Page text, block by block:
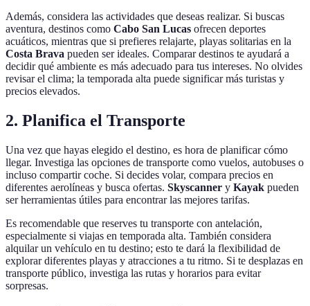
Además, considera las actividades que deseas realizar. Si buscas
aventura, destinos como Cabo San Lucas ofrecen deportes
acuáticos, mientras que si prefieres relajarte, playas solitarias en la
Costa Brava pueden ser ideales. Comparar destinos te ayudará a
decidir qué ambiente es más adecuado para tus intereses. No olvides
revisar el clima; la temporada alta puede significar más turistas y
precios elevados.
2. Planifica el Transporte
Una vez que hayas elegido el destino, es hora de planificar cómo
llegar. Investiga las opciones de transporte como vuelos, autobuses o
incluso compartir coche. Si decides volar, compara precios en
diferentes aerolíneas y busca ofertas. Skyscanner y Kayak pueden
ser herramientas útiles para encontrar las mejores tarifas.
Es recomendable que reserves tu transporte con antelación,
especialmente si viajas en temporada alta. También considera
alquilar un vehículo en tu destino; esto te dará la flexibilidad de
explorar diferentes playas y atracciones a tu ritmo. Si te desplazas en
transporte público, investiga las rutas y horarios para evitar
sorpresas.